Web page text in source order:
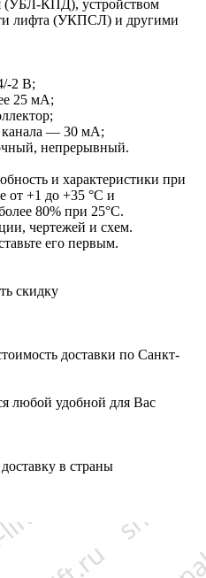
(УБЛ-КПД), устройством
лифта (УКПСЛ) и другими
2 В;
25 мА;
канала — 30 мА;
непрерывный.
и характеристики при
от +1 до +35 °C и
80% при 25°С.
чертежей и схем.
его первым.
скидку
доставки по Санкт-
любой удобной для Вас
в страны